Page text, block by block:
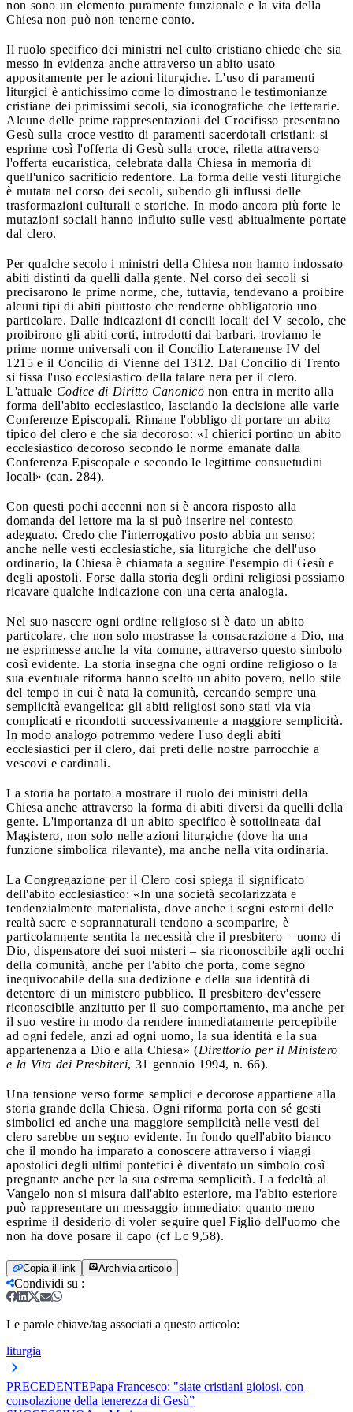
non sono un elemento puramente funzionale e la vita della
Chiesa non può non tenerne conto.
Il ruolo specifico dei ministri nel culto cristiano chiede che sia
messo in evidenza anche attraverso un abito usato
appositamente per le azioni liturgiche. L'uso di paramenti
liturgici è antichissimo come lo dimostrano le testimonianze
cristiane dei primissimi secoli, sia iconografiche che letterarie.
Alcune delle prime rappresentazioni del Crocifisso presentano
Gesù sulla croce vestito di paramenti sacerdotali cristiani: si
esprime così l'offerta di Gesù sulla croce, riletta attraverso
l'offerta eucaristica, celebrata dalla Chiesa in memoria di
quell'unico sacrificio redentore. La forma delle vesti liturgiche
è mutata nel corso dei secoli, subendo gli influssi delle
trasformazioni culturali e storiche. In modo ancora più forte le
mutazioni sociali hanno influito sulle vesti abitualmente portate
dal clero.
Per qualche secolo i ministri della Chiesa non hanno indossato
abiti distinti da quelli dalla gente. Nel corso dei secoli si
precisarono le prime norme, che, tuttavia, tendevano a proibire
alcuni tipi di abiti piuttosto che renderne obbligatorio uno
particolare. Dalle indicazioni di concili locali del V secolo, che
proibirono gli abiti corti, introdotti dai barbari, troviamo le
prime norme universali con il Concilio Lateranense IV del
1215 e il Concilio di Vienne del 1312. Dal Concilio di Trento
si fissa l'uso ecclesiastico della talare nera per il clero.
L'attuale Codice di Diritto Canonico non entra in merito alla
forma dell'abito ecclesiastico, lasciando la decisione alle varie
Conferenze Episcopali. Rimane l'obbligo di portare un abito
tipico del clero e che sia decoroso: «I chierici portino un abito
ecclesiastico decoroso secondo le norme emanate dalla
Conferenza Episcopale e secondo le legittime consuetudini
locali» (can. 284).
Con questi pochi accenni non si è ancora risposto alla
domanda del lettore ma la si può inserire nel contesto
adeguato. Credo che l'interrogativo posto abbia un senso:
anche nelle vesti ecclesiastiche, sia liturgiche che dell'uso
ordinario, la Chiesa è chiamata a seguire l'esempio di Gesù e
degli apostoli. Forse dalla storia degli ordini religiosi possiamo
ricavare qualche indicazione con una certa analogia.
Nel suo nascere ogni ordine religioso si è dato un abito
particolare, che non solo mostrasse la consacrazione a Dio, ma
ne esprimesse anche la vita comune, attraverso questo simbolo
così evidente. La storia insegna che ogni ordine religioso o la
sua eventuale riforma hanno scelto un abito povero, nello stile
del tempo in cui è nata la comunità, cercando sempre una
semplicità evangelica: gli abiti religiosi sono stati via via
complicati e ricondotti successivamente a maggiore semplicità.
In modo analogo potremmo vedere l'uso degli abiti
ecclesiastici per il clero, dai preti delle nostre parrocchie a
vescovi e cardinali.
La storia ha portato a mostrare il ruolo dei ministri della
Chiesa anche attraverso la forma di abiti diversi da quelli della
gente. L'importanza di un abito specifico è sottolineata dal
Magistero, non solo nelle azioni liturgiche (dove ha una
funzione simbolica rilevante), ma anche nella vita ordinaria.
La Congregazione per il Clero così spiega il significato
dell'abito ecclesiastico: «In una società secolarizzata e
tendenzialmente materialista, dove anche i segni esterni delle
realtà sacre e soprannaturali tendono a scomparire, è
particolarmente sentita la necessità che il presbitero – uomo di
Dio, dispensatore dei suoi misteri – sia riconoscibile agli occhi
della comunità, anche per l'abito che porta, come segno
inequivocabile della sua dedizione e della sua identità di
detentore di un ministero pubblico. Il presbitero dev'essere
riconoscibile anzitutto per il suo comportamento, ma anche per
il suo vestire in modo da rendere immediatamente percepibile
ad ogni fedele, anzi ad ogni uomo, la sua identità e la sua
appartenenza a Dio e alla Chiesa» (Direttorio per il Ministero
e la Vita dei Presbiteri, 31 gennaio 1994, n. 66).
Una tensione verso forme semplici e decorose appartiene alla
storia grande della Chiesa. Ogni riforma porta con sé gesti
simbolici ed anche una maggiore semplicità nelle vesti del
clero sarebbe un segno evidente. In fondo quell'abito bianco
che il mondo ha imparato a conoscere attraverso i viaggi
apostolici degli ultimi pontefici è diventato un simbolo così
pregnante anche per la sua estrema semplicità. La fedeltà al
Vangelo non si misura dall'abito esteriore, ma l'abito esteriore
può rappresentare un messaggio immediato: quanto meno
esprime il desiderio di voler seguire quel Figlio dell'uomo che
non ha dove posare il capo (cf Lc 9,58).
Copia il link Archivia articolo
Condividi su :
Le parole chiave/tag associati a questo articolo:
liturgia
PRECEDENTEPapa Francesco: "siate cristiani gioiosi, con
consolazione della tenerezza di Gesù”